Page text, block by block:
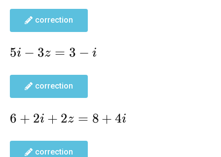
correction
5i-
i
5i − 3z = 3 − i
correction
6+2i+2z=8+4i
6 + 2i + 2z = 8 + 4i
correction